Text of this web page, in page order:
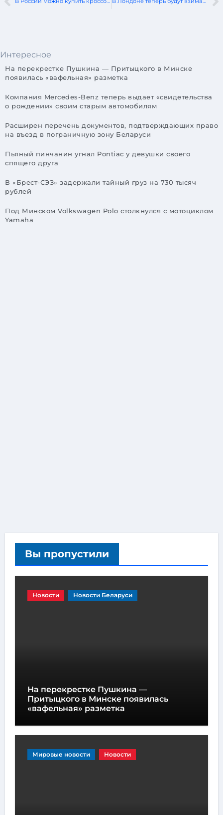
Интересное
На перекрестке Пушкина — Притыцкого в Минске
появилась «вафельная» разметка
Компания Mercedes-Benz теперь выдает «свидетельства
о рождении» своим старым автомобилям
Расширен перечень документов, подтверждающих право
на въезд в пограничную зону Беларуси
Пьяный пинчанин угнал Pontiac у девушки своего
спящего друга
В «Брест-СЭЗ» задержали тайный груз на 730 тысяч
рублей
Под Минском Volkswagen Polo столкнулся с мотоциклом
Yamaha
Вы пропустили
Новости Новости Беларуси
На перекрестке Пушкина —
Притыцкого в Минске появилась
«вафельная» разметка
Мировые новости Новости